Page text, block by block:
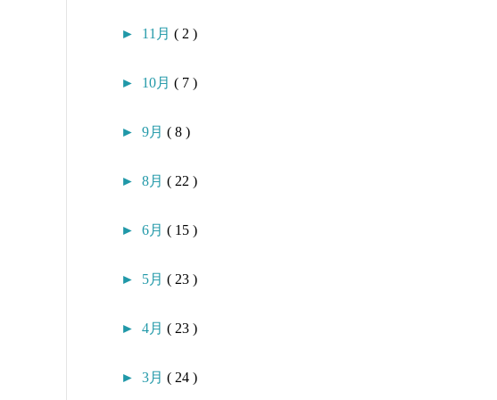
► 11月 ( 2 )
► 10月 ( 7 )
► 9月 ( 8 )
► 8月 ( 22 )
► 6月 ( 15 )
► 5月 ( 23 )
► 4月 ( 23 )
► 3月 ( 24 )